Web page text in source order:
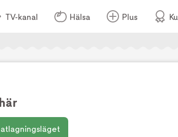
TV-kanal Hälsa Plus